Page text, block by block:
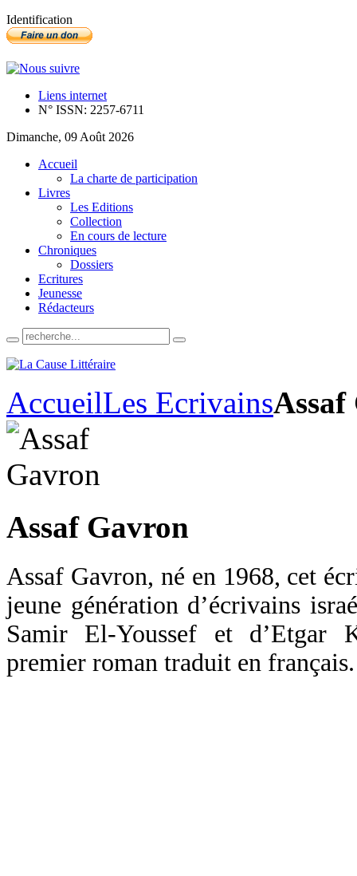
Identification
Liens internet
N° ISSN: 2257-6711
Dimanche, 09 Août 2026
Accueil
La charte de participation
Livres
Les Editions
Collection
En cours de lecture
Chroniques
Dossiers
Ecritures
Jeunesse
Rédacteurs
AccueilLes EcrivainsAssaf
Assaf Gavron
Assaf Gavron, né en 1968, cet
jeune génération d’écrivains
Samir El-Youssef et d’Etgar
premier roman traduit en français.